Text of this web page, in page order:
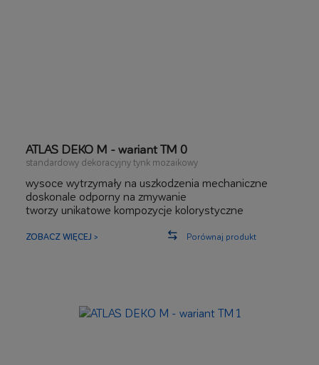
ATLAS DEKO M - wariant TM 0
standardowy dekoracyjny tynk mozaikowy
wysoce wytrzymały na uszkodzenia mechaniczne
doskonale odporny na zmywanie
tworzy unikatowe kompozycje kolorystyczne
ZOBACZ WIĘCEJ > Porównaj produkt